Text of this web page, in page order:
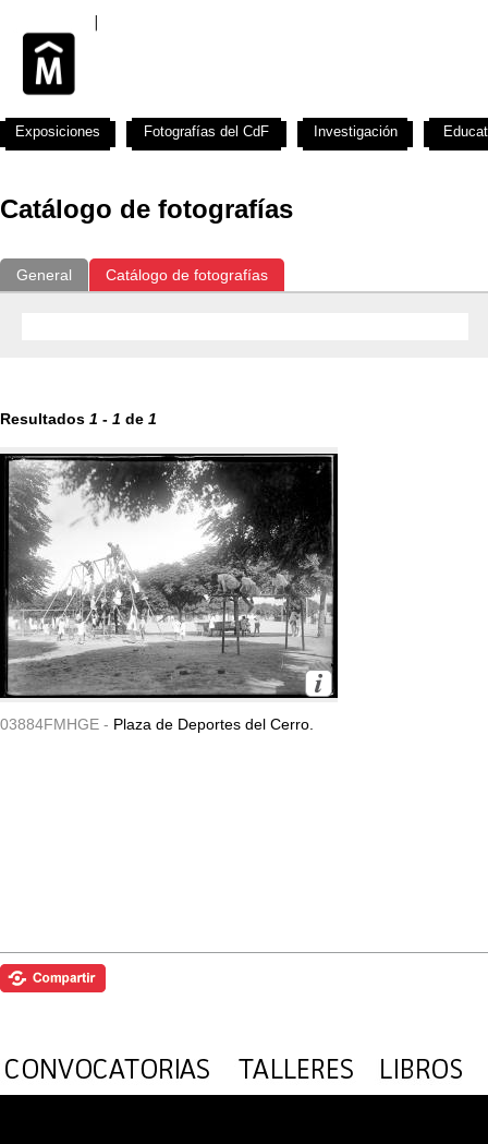
Catálogo de fotografías
General Catálogo de fotografías
Resultados 1 - 1 de 1
03884FMHGE - Plaza de Deportes del Cerro.
Exposiciones Fotografías del CdF Investigación